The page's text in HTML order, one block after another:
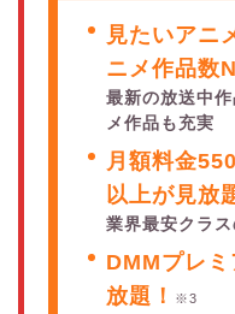
見たいアニ
ニメ作品数
最新の放送中
メ作品も充実
月額料金
以上が見放
業界最安クラ
DMMプレ
放題！
※3